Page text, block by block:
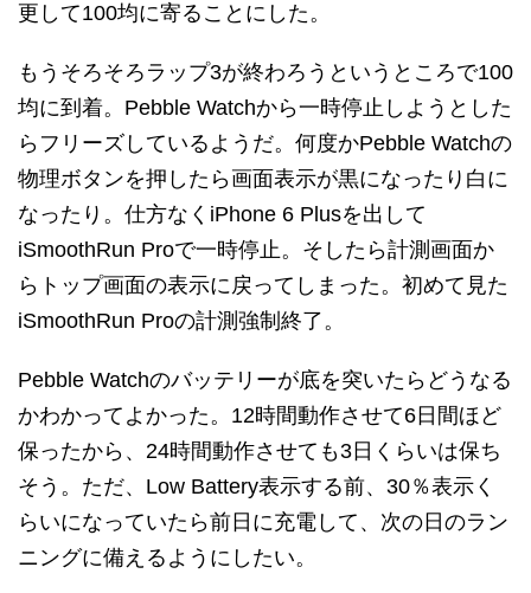
更して100均に寄ることにした。
もうそろそろラップ3が終わろうというところで100
均に到着。Pebble Watchから一時停止しようとした
らフリーズしているようだ。何度かPebble Watchの
物理ボタンを押したら画面表示が黒になったり白に
なったり。仕方なくiPhone 6 Plusを出して
iSmoothRun Proで一時停止。そしたら計測画面か
らトップ画面の表示に戻ってしまった。初めて見た
iSmoothRun Proの計測強制終了。
Pebble Watchのバッテリーが底を突いたらどうなる
かわかってよかった。12時間動作させて6日間ほど
保ったから、24時間動作させても3日くらいは保ち
そう。ただ、Low Battery表示する前、30％表示く
らいになっていたら前日に充電して、次の日のラン
ニングに備えるようにしたい。